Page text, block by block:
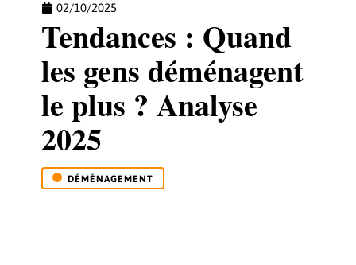
02/10/2025
Tendances : Quand
les gens déménagent
le plus ? Analyse
2025
DÉMÉNAGEMENT